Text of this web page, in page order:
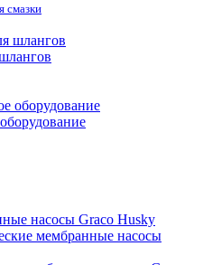
смазки
насосы Graco Husky